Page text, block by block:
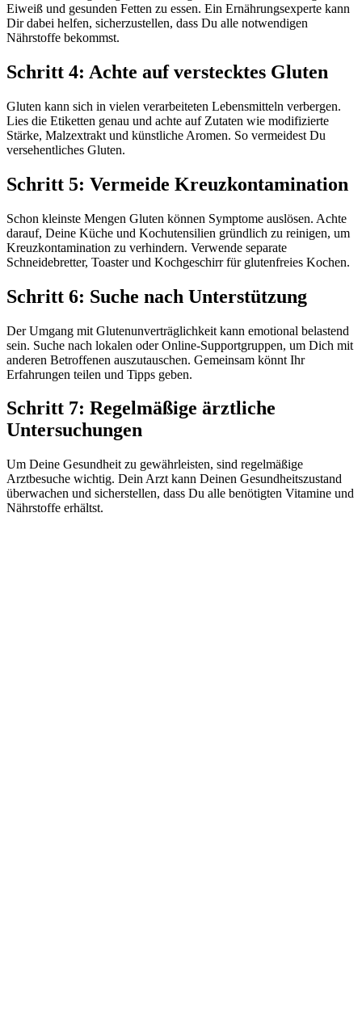
Eiweiß und gesunden Fetten zu essen. Ein Ernährungsexperte kann
Dir dabei helfen, sicherzustellen, dass Du alle notwendigen
Nährstoffe bekommst.
Schritt 4: Achte auf verstecktes Gluten
Gluten kann sich in vielen verarbeiteten Lebensmitteln verbergen.
Lies die Etiketten genau und achte auf Zutaten wie modifizierte
Stärke, Malzextrakt und künstliche Aromen. So vermeidest Du
versehentliches Gluten.
Schritt 5: Vermeide Kreuzkontamination
Schon kleinste Mengen Gluten können Symptome auslösen. Achte
darauf, Deine Küche und Kochutensilien gründlich zu reinigen, um
Kreuzkontamination zu verhindern. Verwende separate
Schneidebretter, Toaster und Kochgeschirr für glutenfreies Kochen.
Schritt 6: Suche nach Unterstützung
Der Umgang mit Glutenunverträglichkeit kann emotional belastend
sein. Suche nach lokalen oder Online-Supportgruppen, um Dich mit
anderen Betroffenen auszutauschen. Gemeinsam könnt Ihr
Erfahrungen teilen und Tipps geben.
Schritt 7: Regelmäßige ärztliche
Untersuchungen
Um Deine Gesundheit zu gewährleisten, sind regelmäßige
Arztbesuche wichtig. Dein Arzt kann Deinen Gesundheitszustand
überwachen und sicherstellen, dass Du alle benötigten Vitamine und
Nährstoffe erhältst.